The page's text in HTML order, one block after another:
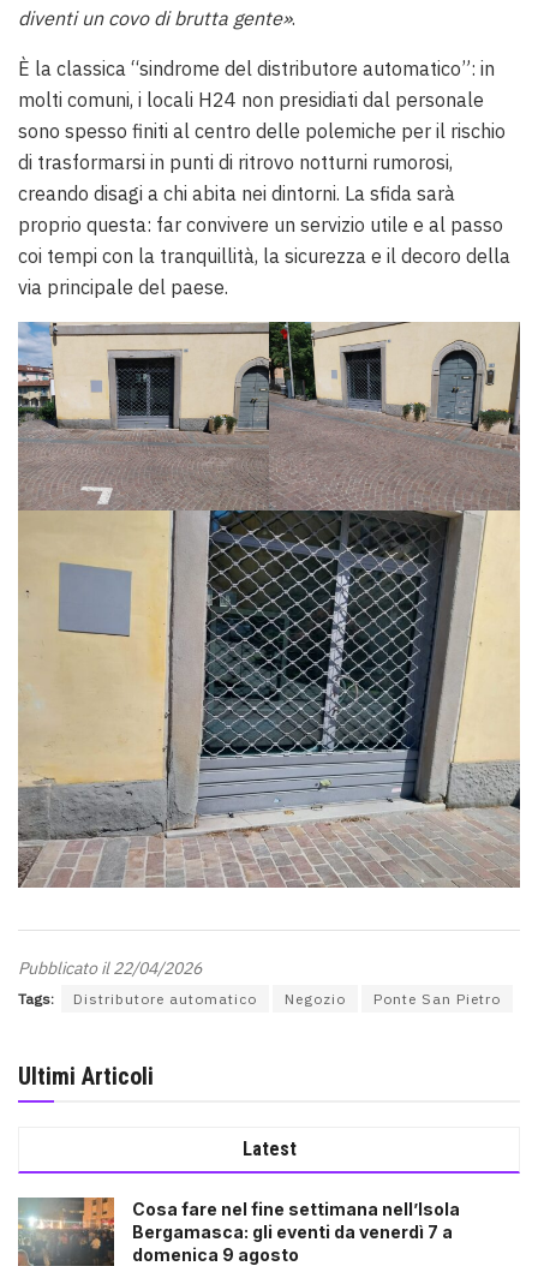
diventi un covo di brutta gente».
È la classica “sindrome del distributore automatico”: in
molti comuni, i locali H24 non presidiati dal personale
sono spesso finiti al centro delle polemiche per il rischio
di trasformarsi in punti di ritrovo notturni rumorosi,
creando disagi a chi abita nei dintorni. La sfida sarà
proprio questa: far convivere un servizio utile e al passo
coi tempi con la tranquillità, la sicurezza e il decoro della
via principale del paese.
Pubblicato il 22/04/2026
Tags: Distributore automatico Negozio Ponte San Pietro
Ultimi Articoli
Latest
Cosa fare nel fine settimana nell’Isola
Bergamasca: gli eventi da venerdì 7 a
domenica 9 agosto